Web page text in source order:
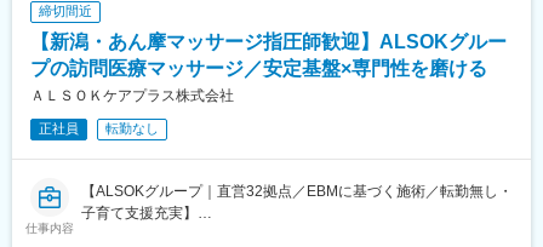
新潟にて、計55事業所を運営。
主に介護付有料老人ホームを中心に事業展開を図っています。
■介護業界について：
昨今人口減少が進んでいる中、介護業界は数少ない成長産業とな
っております。日本の65歳以上の人口は2042年まで増加見込み
で、それに合わせて介護需要も拡大されることが期待されていま
されており、また、高齢者の生活上必要不可欠な職業でもあるた
■同社について：
東日本福祉経営サービスグループは、介護事業所の開設・運営を
締切間近
【新潟・あん摩マッサージ指圧師歓迎】ALSOKグルー
プの訪問医療マッサージ／安定基盤×専門性を磨ける
ＡＬＳＯＫケアプラス株式会社
正社員 転勤なし
仕事内容
【ALSOKグループ｜直営32拠点／EBMに基づく施術／転勤無し・
子育て支援充実】